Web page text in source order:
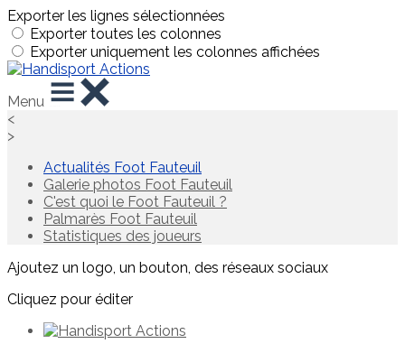
Exporter les lignes sélectionnées
Exporter toutes les colonnes
Exporter uniquement les colonnes affichées
Menu
<
>
Actualités Foot Fauteuil
Galerie photos Foot Fauteuil
C'est quoi le Foot Fauteuil ?
Palmarès Foot Fauteuil
Statistiques des joueurs
Ajoutez un logo, un bouton, des réseaux sociaux
Cliquez pour éditer